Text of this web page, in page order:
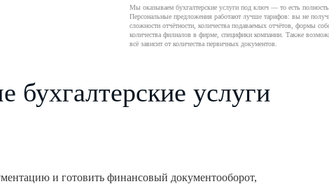
Мы оказываем бухгалтерские услуги под ключ — то есть
Персональные предложения работают лучше тарифов: вы не
сложности отчётности, количества подаваемых отчётов, формы
количества филиалов в фирме, специфики компании. Также
всё зависит от количества первичных документов.
бухгалтерские услуги
и готовить финансовый документооборот,